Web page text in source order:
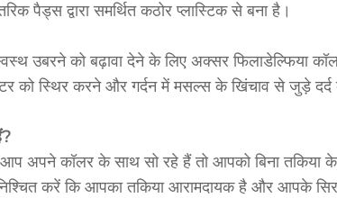
पैड्स द्वारा समर्थित कठोर प्लास्टिक से बना है।
उबरने को बढ़ावा देने के लिए अक्सर फिलाडेल्फिया
को स्थिर करने और गर्दन में मसल्स के खिंचाव से जुड़े
अपने कॉलर के साथ सो रहे हैं तो आपको बिना तकिया
करें कि आपका तकिया आरामदायक है और आपके सिर